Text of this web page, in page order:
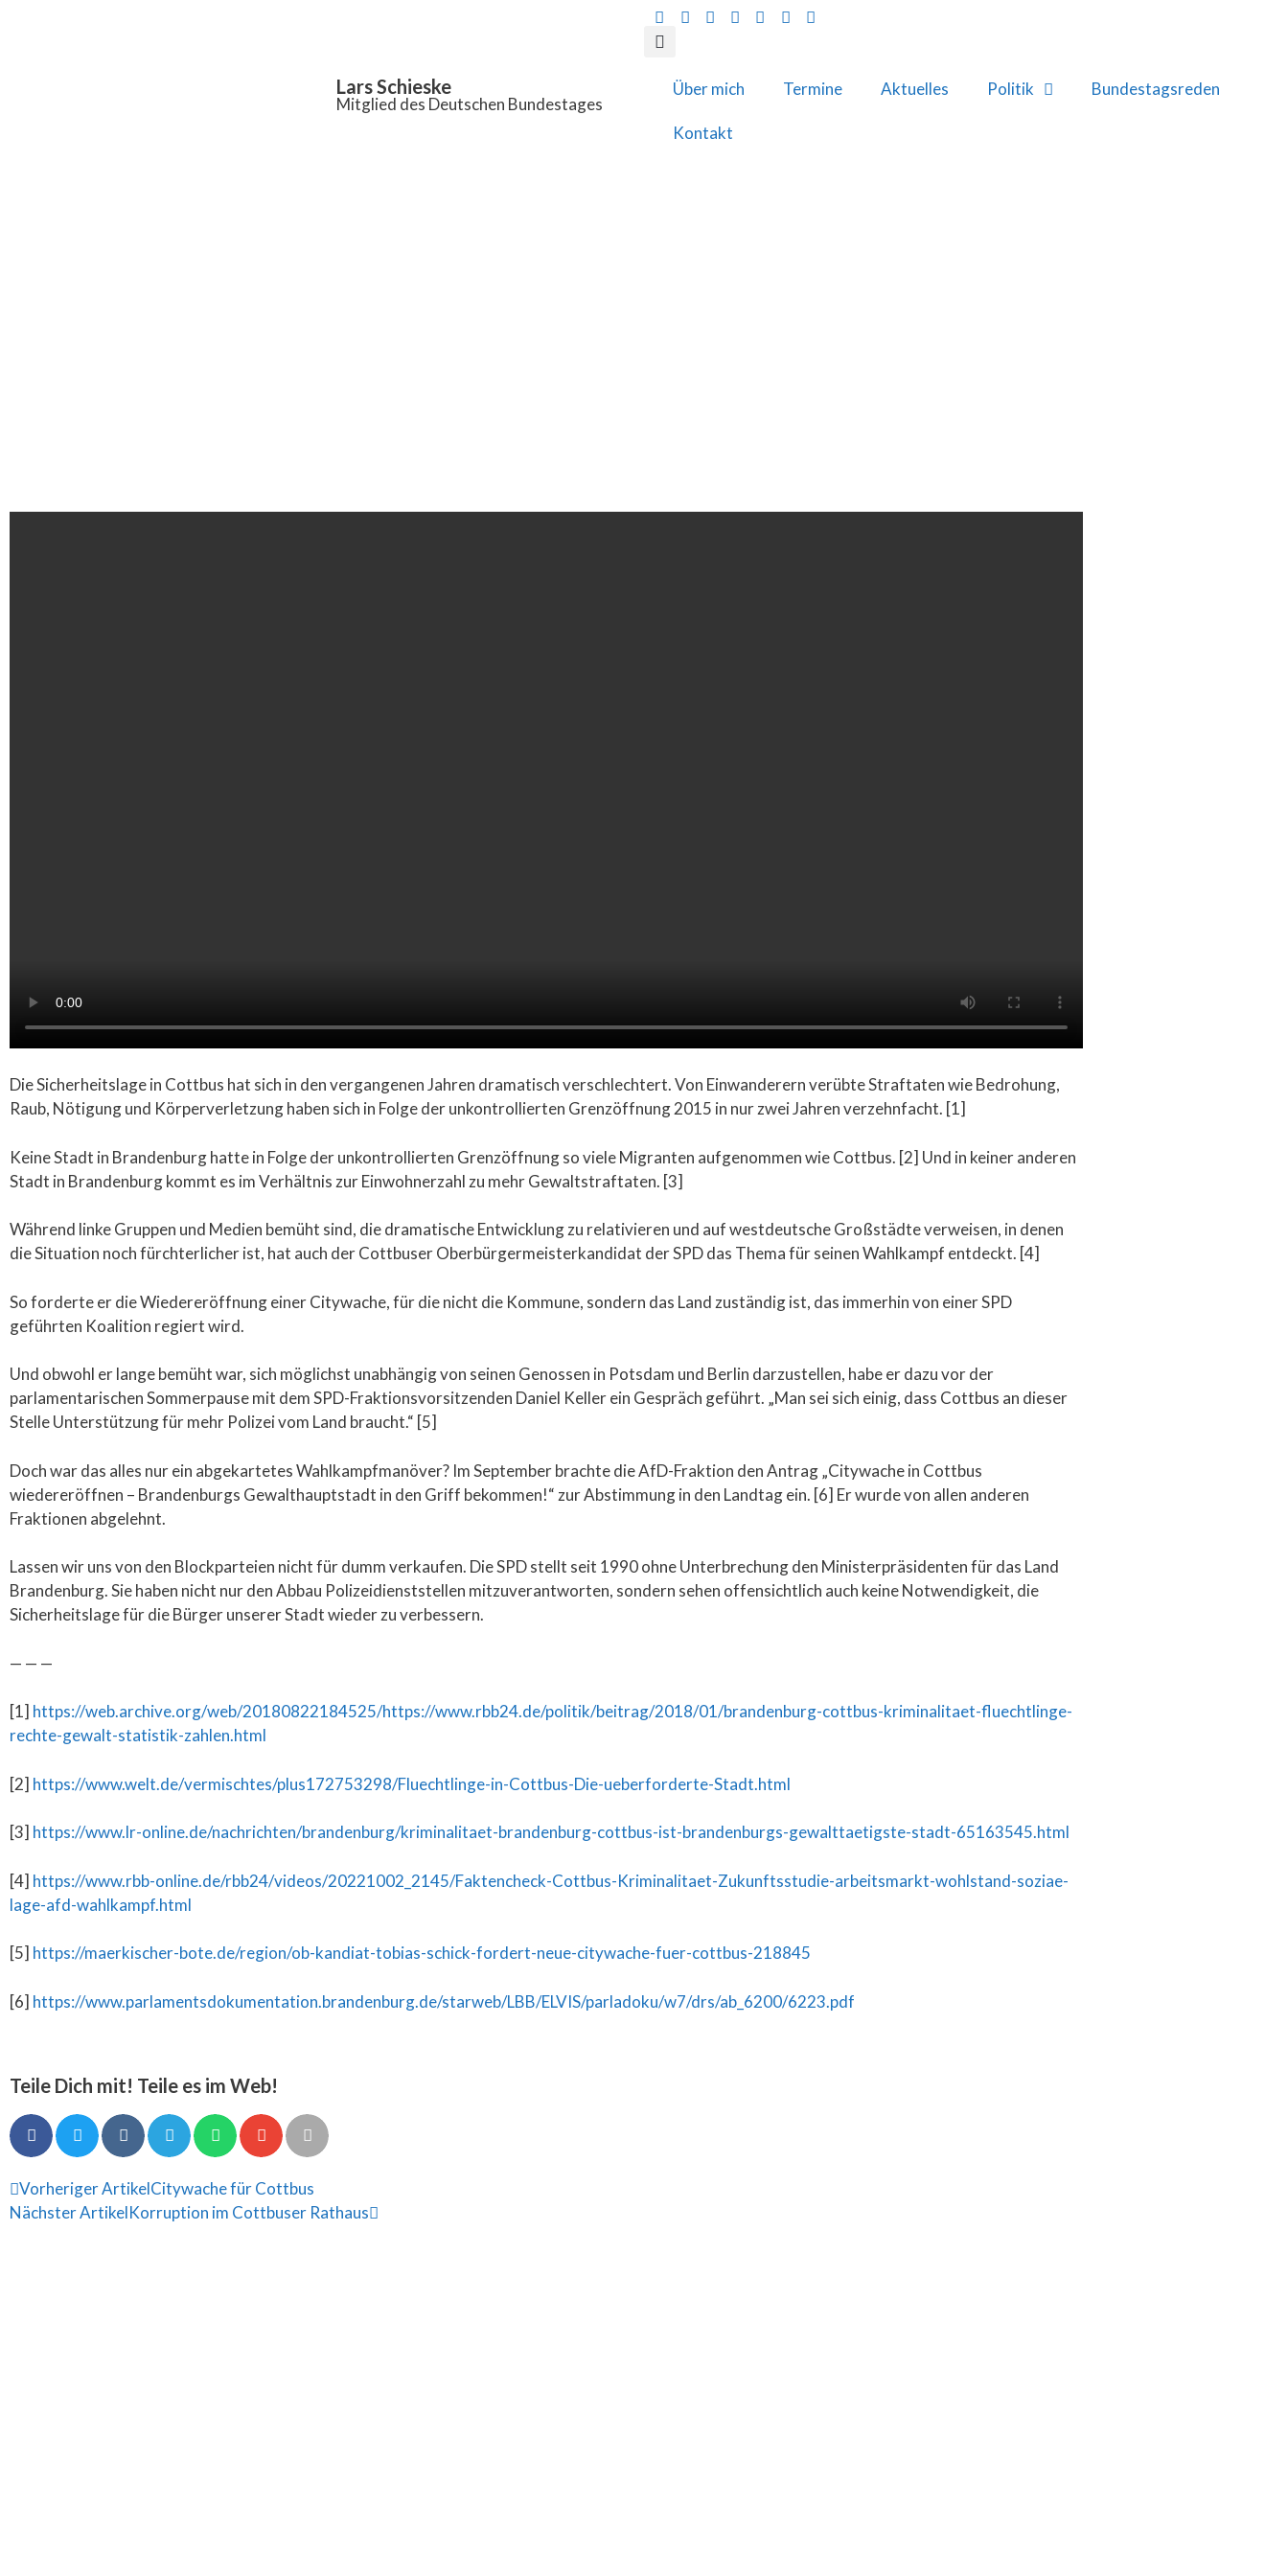
Lars Schieske
Mitglied des Deutschen Bundestages
Über mich Termine Aktuelles Politik Bundestagsreden
Kontakt
Die Sicherheitslage in Cottbus hat sich in den vergangenen Jahren dramatisch verschlechtert. Von Einwanderern verübte Straftaten wie Bedrohung,
Raub, Nötigung und Körperverletzung haben sich in Folge der unkontrollierten Grenzöffnung 2015 in nur zwei Jahren verzehnfacht. [1]
Keine Stadt in Brandenburg hatte in Folge der unkontrollierten Grenzöffnung so viele Migranten aufgenommen wie Cottbus. [2] Und in keiner anderen
Stadt in Brandenburg kommt es im Verhältnis zur Einwohnerzahl zu mehr Gewaltstraftaten. [3]
Während linke Gruppen und Medien bemüht sind, die dramatische Entwicklung zu relativieren und auf westdeutsche Großstädte verweisen, in denen
die Situation noch fürchterlicher ist, hat auch der Cottbuser Oberbürgermeisterkandidat der SPD das Thema für seinen Wahlkampf entdeckt. [4]
So forderte er die Wiedereröffnung einer Citywache, für die nicht die Kommune, sondern das Land zuständig ist, das immerhin von einer SPD
geführten Koalition regiert wird.
Und obwohl er lange bemüht war, sich möglichst unabhängig von seinen Genossen in Potsdam und Berlin darzustellen, habe er dazu vor der
parlamentarischen Sommerpause mit dem SPD-Fraktionsvorsitzenden Daniel Keller ein Gespräch geführt. „Man sei sich einig, dass Cottbus an dieser
Stelle Unterstützung für mehr Polizei vom Land braucht.“ [5]
Doch war das alles nur ein abgekartetes Wahlkampfmanöver? Im September brachte die AfD-Fraktion den Antrag „Citywache in Cottbus
wiedereröffnen – Brandenburgs Gewalthauptstadt in den Griff bekommen!“ zur Abstimmung in den Landtag ein. [6] Er wurde von allen anderen
Fraktionen abgelehnt.
Lassen wir uns von den Blockparteien nicht für dumm verkaufen. Die SPD stellt seit 1990 ohne Unterbrechung den Ministerpräsidenten für das Land
Brandenburg. Sie haben nicht nur den Abbau Polizeidienststellen mitzuverantworten, sondern sehen offensichtlich auch keine Notwendigkeit, die
Sicherheitslage für die Bürger unserer Stadt wieder zu verbessern.
— — —
[1] https://web.archive.org/web/20180822184525/https://www.rbb24.de/politik/beitrag/2018/01/brandenburg-cottbus-kriminalitaet-fluechtlinge-
rechte-gewalt-statistik-zahlen.html
[2] https://www.welt.de/vermischtes/plus172753298/Fluechtlinge-in-Cottbus-Die-ueberforderte-Stadt.html
[3] https://www.lr-online.de/nachrichten/brandenburg/kriminalitaet-brandenburg-cottbus-ist-brandenburgs-gewalttaetigste-stadt-65163545.html
[4] https://www.rbb-online.de/rbb24/videos/20221002_2145/Faktencheck-Cottbus-Kriminalitaet-Zukunftsstudie-arbeitsmarkt-wohlstand-soziae-
lage-afd-wahlkampf.html
[5] https://maerkischer-bote.de/region/ob-kandiat-tobias-schick-fordert-neue-citywache-fuer-cottbus-218845
[6] https://www.parlamentsdokumentation.brandenburg.de/starweb/LBB/ELVIS/parladoku/w7/drs/ab_6200/6223.pdf
Teile Dich mit! Teile es im Web!
Vorheriger ArtikelCitywache für Cottbus
Nächster ArtikelKorruption im Cottbuser Rathaus